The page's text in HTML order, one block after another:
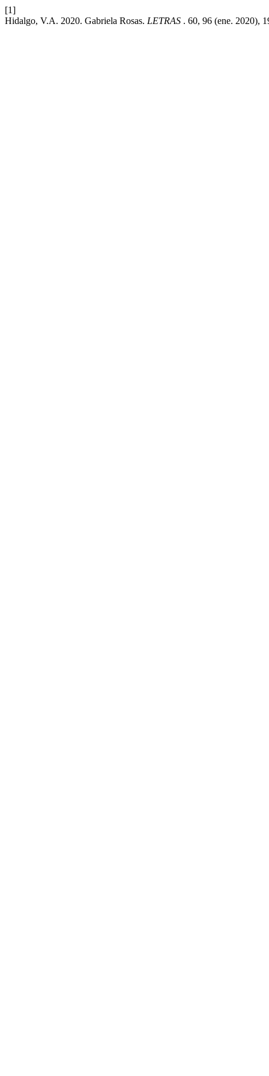
[1]
Hidalgo, V.A. 2020. Gabriela Rosas. LETRAS . 60, 96 (ene. 2020),